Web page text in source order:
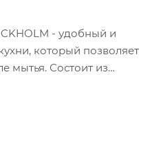
- удобный и
который позволяет
мытья. Состоит из